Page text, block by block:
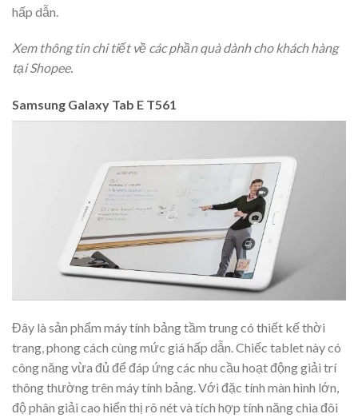
hấp dẫn.
Xem thông tin chi tiết về các phần quà dành cho khách hàng
tại Shopee.
Samsung Galaxy Tab E T561
Đây là sản phẩm máy tính bảng tầm trung có thiết kế thời
trang, phong cách cùng mức giá hấp dẫn. Chiếc tablet này có
công năng vừa đủ để đáp ứng các nhu cầu hoạt động giải trí
thông thường trên máy tính bảng. Với đặc tính màn hình lớn,
độ phân giải cao hiển thị rõ nét và tích hợp tính năng chia đôi